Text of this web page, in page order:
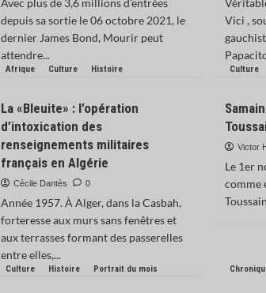
Avec plus de 3,6 millions d'entrées
depuis sa sortie le 06 octobre 2021, le
dernier James Bond, Mourir peut
attendre...
Vici ,
Afrique Culture Histoire
La «Bleuite» : l’opération
d’intoxication des
renseignements militaires
français en Algérie
Cécile Dantès 0
Année 1957. À Alger, dans la Casbah,
forteresse aux murs sans fenêtres et
aux terrasses formant des passerelles
entre elles,...
Culture
Victor
Le 1er
comme
Culture Histoire Portrait du mois